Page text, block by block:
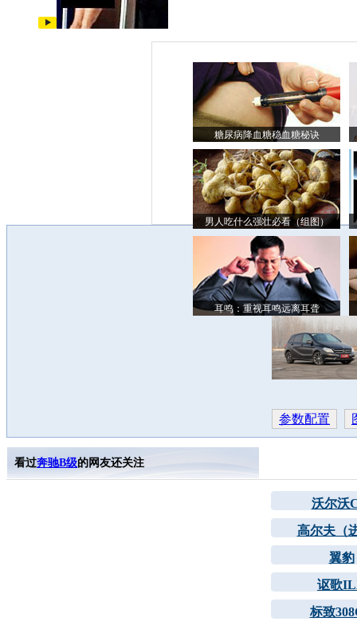
糖尿病降血糖稳血糖秘诀
男人吃什么强壮必看（组图）
耳鸣：重视耳鸣远离耳聋
参数配置
看过奔驰B级的网友还关注
沃尔沃
高尔夫（
翼豹
讴歌
标致